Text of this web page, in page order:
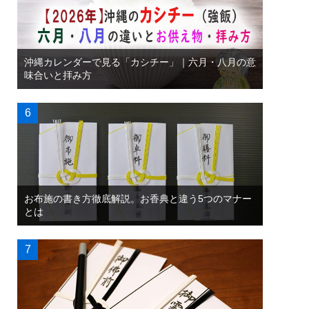
沖縄カレンダーで見る「カシチー」｜六月・八月の意
味合いと拝み方
お布施の書き方徹底解説。お香典と違う5つのマナー
とは